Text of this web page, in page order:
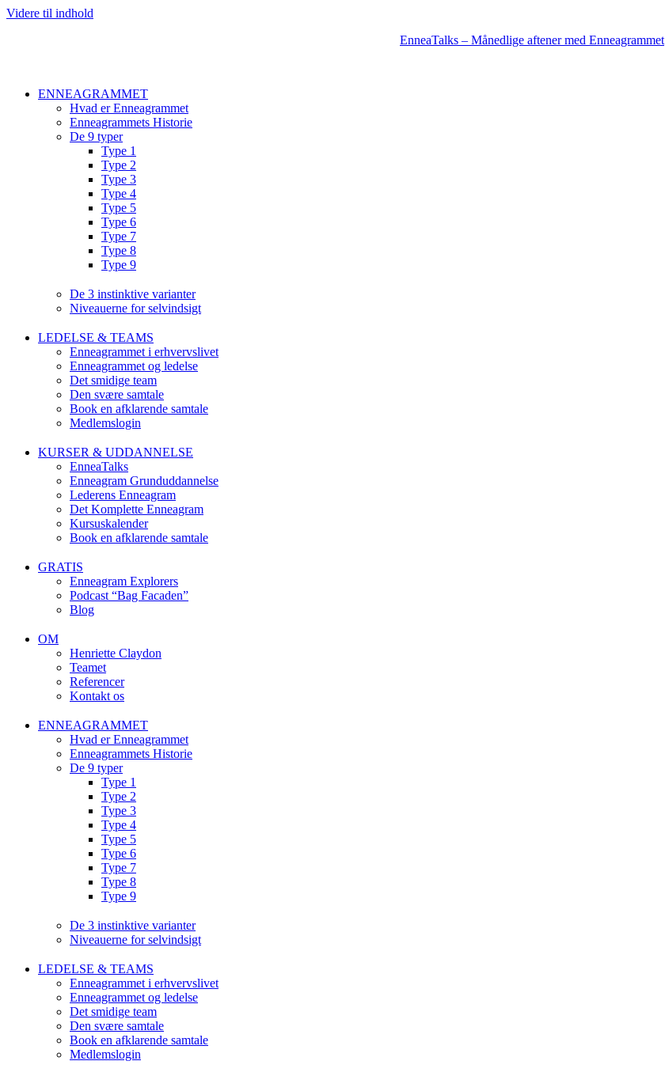
Videre til indhold
EnneaTalks – Månedlige aftener med Enneagrammet
ENNEAGRAMMET
Hvad er Enneagrammet
Enneagrammets Historie
De 9 typer
Type 1
Type 2
Type 3
Type 4
Type 5
Type 6
Type 7
Type 8
Type 9
De 3 instinktive varianter
Niveauerne for selvindsigt
LEDELSE & TEAMS
Enneagrammet i erhvervslivet
Enneagrammet og ledelse
Det smidige team
Den svære samtale
Book en afklarende samtale
Medlemslogin
KURSER & UDDANNELSE
EnneaTalks
Enneagram Grunduddannelse
Lederens Enneagram
Det Komplette Enneagram
Kursuskalender
Book en afklarende samtale
GRATIS
Enneagram Explorers
Podcast “Bag Facaden”
Blog
OM
Henriette Claydon
Teamet
Referencer
Kontakt os
ENNEAGRAMMET
Hvad er Enneagrammet
Enneagrammets Historie
De 9 typer
Type 1
Type 2
Type 3
Type 4
Type 5
Type 6
Type 7
Type 8
Type 9
De 3 instinktive varianter
Niveauerne for selvindsigt
LEDELSE & TEAMS
Enneagrammet i erhvervslivet
Enneagrammet og ledelse
Det smidige team
Den svære samtale
Book en afklarende samtale
Medlemslogin